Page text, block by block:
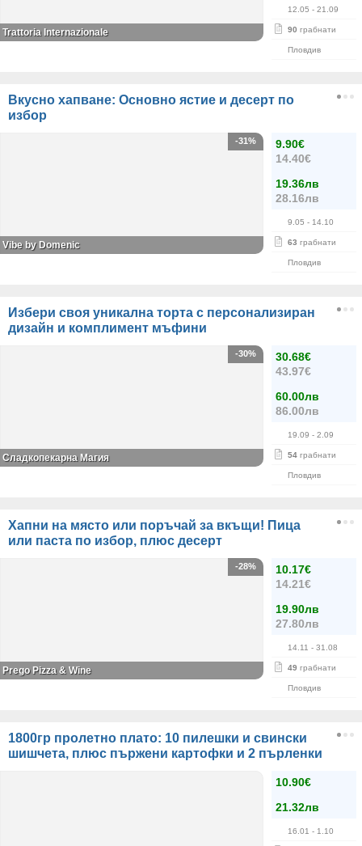
12.05 - 21.09
90 грабнати
Пловдив
Trattoria Internazionale
Вкусно хапване: Основно ястие и десерт по
избор
9.90€
14.40€
19.36лв
28.16лв
9.05 - 14.10
63 грабнати
Пловдив
-31%
Vibe by Domenic
Избери своя уникална торта с персонализиран
дизайн и комплимент мъфини
30.68€
43.97€
60.00лв
86.00лв
19.09 - 2.09
54 грабнати
Пловдив
-30%
Сладкопекарна Магия
Хапни на място или поръчай за вкъщи! Пица
или паста по избор, плюс десерт
10.17€
14.21€
19.90лв
27.80лв
14.11 - 31.08
49 грабнати
Пловдив
-28%
Prego Pizza & Wine
1800гр пролетно плато: 10 пилешки и свински
шишчета, плюс пържени картофки и 2 пърленки
10.90€
21.32лв
16.01 - 1.10